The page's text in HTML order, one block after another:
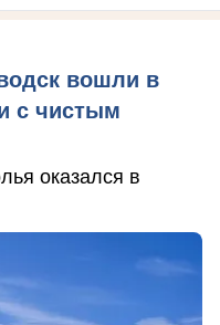
вошли в
с чистым
оказался в